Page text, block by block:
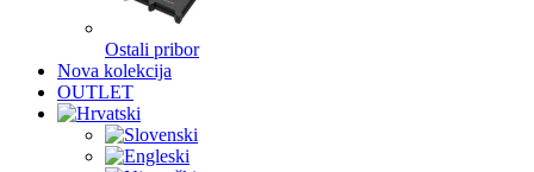
Ostali pribor
Nova kolekcija
OUTLET